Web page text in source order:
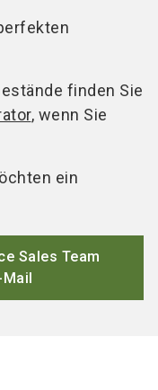
finden Sie
, wenn Sie
ein
Sales Team